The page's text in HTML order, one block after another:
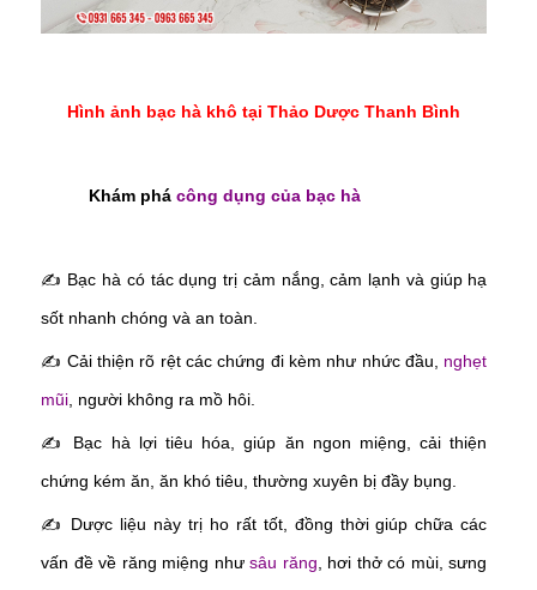
Hình ảnh bạc hà khô tại Thảo Dược Thanh Bình
Khám phá công dụng của bạc hà
✍ Bạc hà có tác dụng trị cảm nắng, cảm lạnh và giúp hạ
sốt nhanh chóng và an toàn.
✍ Cải thiện rõ rệt các chứng đi kèm như nhức đầu, nghẹt
mũi, người không ra mồ hôi.
✍ Bạc hà lợi tiêu hóa, giúp ăn ngon miệng, cải thiện
chứng kém ăn, ăn khó tiêu, thường xuyên bị đầy bụng.
✍ Dược liệu này trị ho rất tốt, đồng thời giúp chữa các
vấn đề về răng miệng nhưsâu răng, hơi thở có mùi, sưng